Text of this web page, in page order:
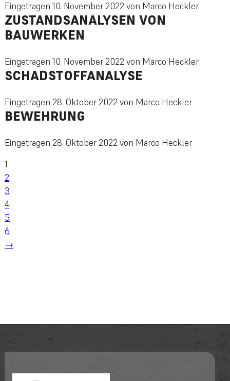
Eingetragen 10. November 2022von Marco Heckler
ZUSTANDSANALYSEN VON
BAUWERKEN
Eingetragen 10. November 2022von Marco Heckler
SCHADSTOFFANALYSE
Eingetragen 28. Oktober 2022von Marco Heckler
BEWEHRUNG
Eingetragen 28. Oktober 2022von Marco Heckler
1
2
3
4
5
6
→